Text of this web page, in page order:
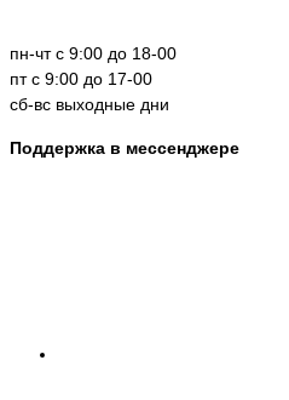
пн-чт с 9:00 до 18-00
пт с 9:00 до 17-00
сб-вс выходные дни
Поддержка в мессенджере